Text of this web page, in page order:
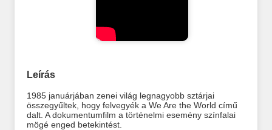
Leírás
1985 januárjában zenei világ legnagyobb sztárjai
összegyűltek, hogy felvegyék a We Are the World című
dalt. A dokumentumfilm a történelmi esemény színfalai
mögé enged betekintést.